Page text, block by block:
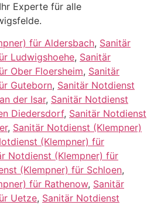
Experte für alle
für Aldersbach, Sanitär
Ludwigshoehe, Sanitär
Ober Floersheim, Sanitär
Guteborn, Sanitär Notdienst
der Isar, Sanitär Notdienst
Diedersdorf, Sanitär Notdienst
, Sanitär Notdienst (Klempner)
(Klempner) für
Notdienst (Klempner) für
(Klempner) für Schloen,
für Rathenow, Sanitär
Uetze, Sanitär Notdienst